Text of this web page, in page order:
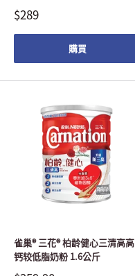
$289
購買
雀巢® 三花® 柏龄健心三清高高
钙较低脂奶粉 1.6公斤